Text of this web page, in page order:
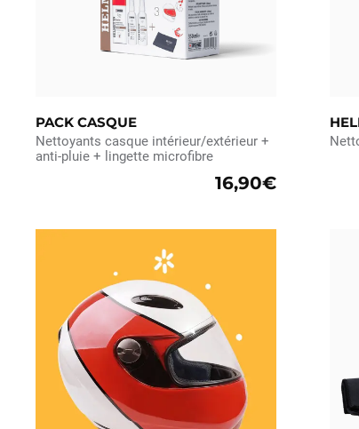
EN ES IT
PACK CASQUE
Nettoyants casque intérieur/extérieur +
anti-pluie + lingette microfibre
16,90€